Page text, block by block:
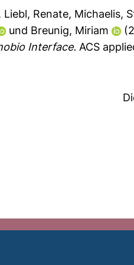
, Liebl, Renate, Michaelis,
und Breunig, Miriam
Interface. ACS